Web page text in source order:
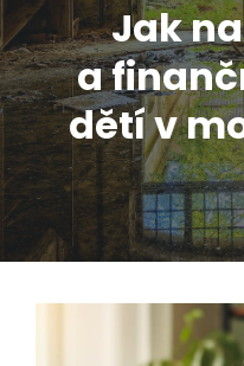
Jak
a
dětí v